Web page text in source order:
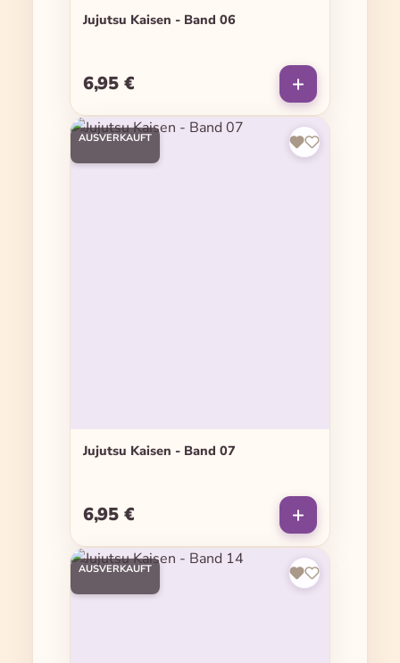
Jujutsu Kaisen - Band 06
Regulärer Preis:
6,95 €
AUSVERKAUFT
Jujutsu Kaisen - Band 07
Regulärer Preis:
6,95 €
AUSVERKAUFT